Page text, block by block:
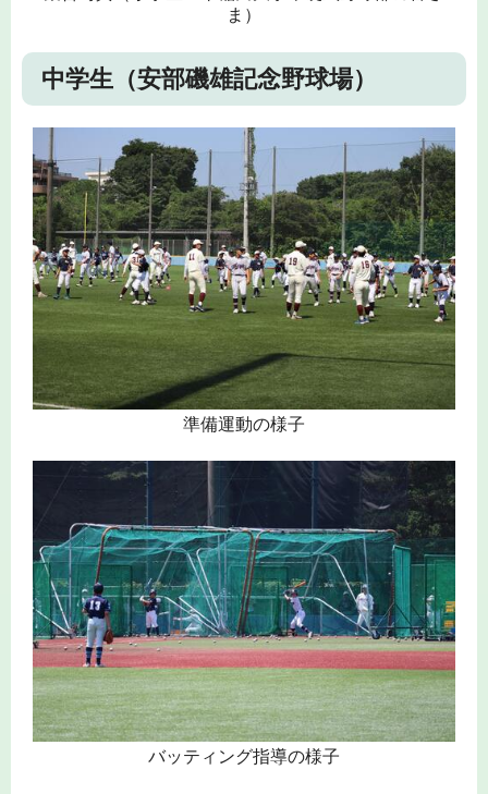
ま）
中学生（安部磯雄記念野球場）
準備運動の様子
バッティング指導の様子